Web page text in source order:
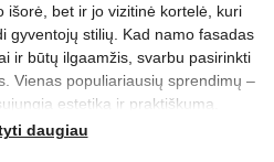
išorė, bet ir jo vizitinė kortelė, kuri
gyventojų stilių. Kad namo fasadas
ir būtų ilgaamžis, svarbu pasirinkti
Vienas populiariausių sprendimų –
estetiką ir praktiškumą.
kruopščiai atrinktą
daugiau